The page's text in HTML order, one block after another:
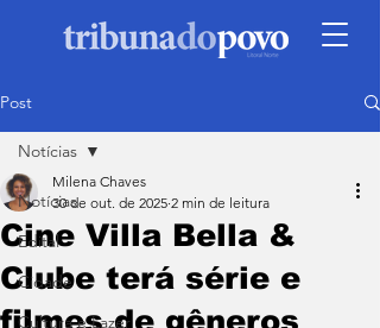
Post
Notícias
Edital
Cidade
Cultura e Lazer
Notícias
Cine Villa Bella &
Clube terá série e
filmes de gêneros
Milena Chaves
30 de out. de 2025 2 min de leitura